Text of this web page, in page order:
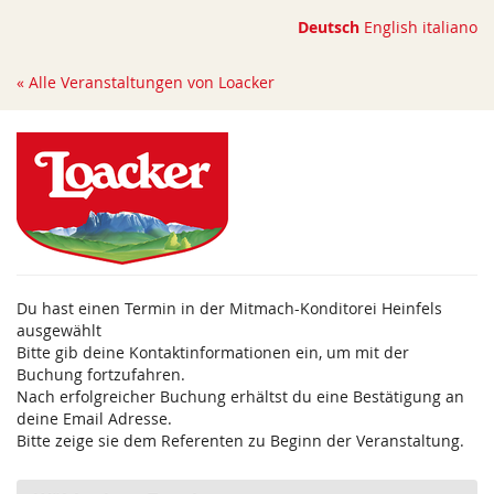
springen
Deutsch English italiano
« Alle Veranstaltungen von Loacker
Du hast einen Termin in der Mitmach-Konditorei Heinfels
ausgewählt
Bitte gib deine Kontaktinformationen ein, um mit der
Buchung fortzufahren.
Nach erfolgreicher Buchung erhältst du eine Bestätigung an
deine Email Adresse.
Bitte zeige sie dem Referenten zu Beginn der Veranstaltung.